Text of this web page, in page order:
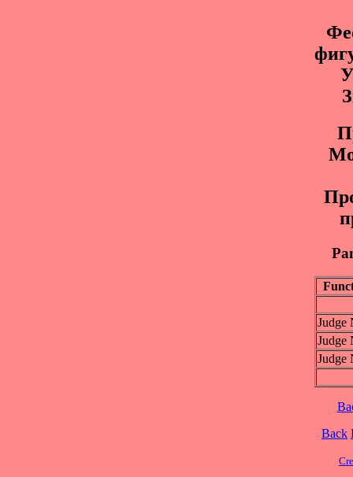
Judge
Judge
Judge
Back